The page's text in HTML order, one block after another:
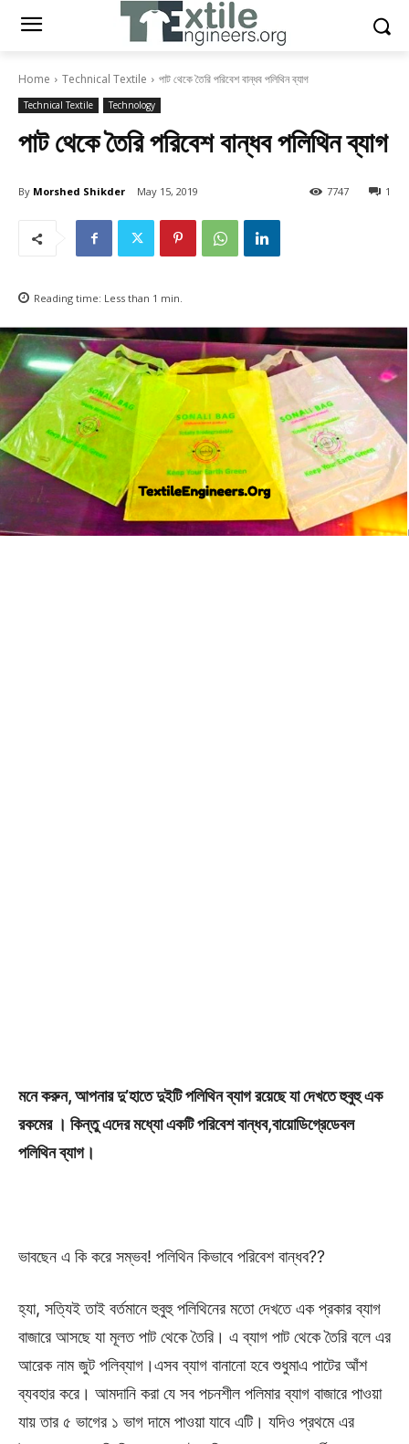
Home Technical Textile পাট থেকে তৈরি পরিবেশ বান্ধব পলিথিন ব্যাগ
Technical Textile Technology
পাট থেকে তৈরি পরিবেশ বান্ধব পলিথিন ব্যাগ
By Morshed Shikder May 15, 2019 1
7747
Reading time: Less than 1 min.
মনে করুন, আপনার দু’হাতে দুইটি পলিথিন ব্যাগ রয়েছে যা দেখতে হুবুহু এক
রকমের । কিন্তু এদের মধ্যো একটি পরিবেশ বান্ধব,বায়োডিগ্রেডেবল
পলিথিন ব্যাগ।
ভাবছেন এ কি করে সম্ভব! পলিথিন কিভাবে পরিবেশ বান্ধব??
হ্যা, সত্যিই তাই বর্তমানে হুবুহু পলিথিনের মতো দেখতে এক প্রকার ব্যাগ
বাজারে আসছে যা মূলত পাট থেকে তৈরি। এ ব্যাগ পাট থেকে তৈরি বলে এর
আরেক নাম জুট পলিব্যাগ।এসব ব্যাগ বানানো হবে শুধুমাএ পাটের আঁশ
ব্যবহার করে। আমদানি করা যে সব পচনশীল পলিমার ব্যাগ বাজারে পাওয়া
যায় তার ৫ ভাগের ১ ভাগ দামে পাওয়া যাবে এটি। যদিও প্রথমে এর